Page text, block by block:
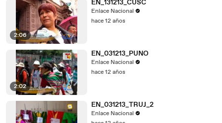
2:06
EN_131213_CUSC
Enlace Nacional
hace 12 años
2:02
EN_031213_PUNO
Enlace Nacional
hace 12 años
EN_031213_TRUJ_2
Enlace Nacional